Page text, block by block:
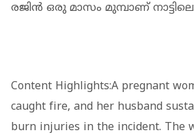
രജിന്‍ ഒരു മാസം മുമ്പാണ്
Content Highlights:A pregnant
caught fire, and her husband
burn injuries in the incident. The